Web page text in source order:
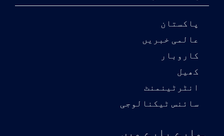
پاکستان
عالمی خبریں
کاروبار
کھیل
انٹرٹینمنٹ
سائنس ٹیکنالوجی
ہمارے بارے میں